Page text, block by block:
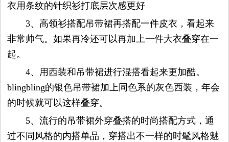
试
生
活
乐
衣用条纹的针织衫打底层次感更好
3、高领衫搭配吊带裙再搭配一件皮衣，看起来
非常帅气。如果再冷还可以再加上一件大衣叠穿在一
起。
4、用西装和吊带裙进行混搭看起来更加酷。
blingbling的银色吊带裙加上同色系的灰色西装，年会
的时候就可以这样叠穿。
5、流行的吊带裙外穿叠搭的时尚搭配方式，通
过不同风格的内搭单品，穿搭出不一样的时髦风格魅